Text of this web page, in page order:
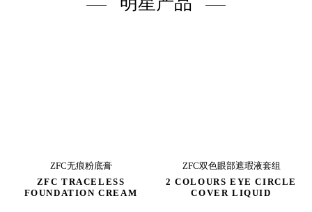
ZFC无痕粉底膏
ZFC TRACELESS
FOUNDATION CREAM
ZFC双色眼部遮瑕液套组
2 COLOURS EYE CIRCLE
COVER LIQUID